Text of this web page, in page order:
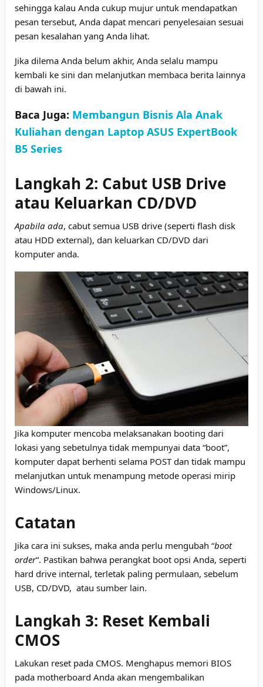
sehingga kalau Anda cukup mujur untuk mendapatkan
pesan tersebut, Anda dapat mencari penyelesaian sesuai
pesan kesalahan yang Anda lihat.
Jika dilema Anda belum akhir, Anda selalu mampu
kembali ke sini dan melanjutkan membaca berita lainnya
di bawah ini.
Baca Juga: Membangun Bisnis Ala Anak
Kuliahan dengan Laptop ASUS ExpertBook
B5 Series
Langkah 2: Cabut USB Drive
atau Keluarkan CD/DVD
Apabila ada, cabut semua USB drive (seperti flash disk
atau HDD external), dan keluarkan CD/DVD dari
komputer anda.
Jika komputer mencoba melaksanakan booting dari
lokasi yang sebetulnya tidak mempunyai data “boot”,
komputer dapat berhenti selama POST dan tidak mampu
melanjutkan untuk menampung metode operasi mirip
Windows/Linux.
Catatan
Jika cara ini sukses, maka anda perlu mengubah “boot
order“. Pastikan bahwa perangkat boot opsi Anda, seperti
hard drive internal, terletak paling permulaan, sebelum
USB, CD/DVD, atau sumber lain.
Langkah 3: Reset Kembali
CMOS
Lakukan reset pada CMOS. Menghapus memori BIOS
pada motherboard Anda akan mengembalikan